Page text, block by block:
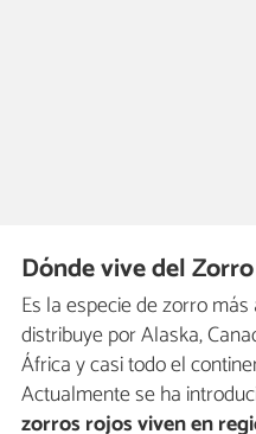
Dónde vive del
Es la especie de zorro
distribuye por Alaska,
África y casi todo el
Actualmente se ha
zorros rojos viven en